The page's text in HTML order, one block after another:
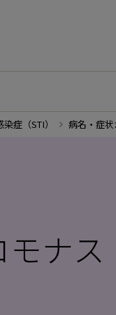
症（STI） 病名・症
ナス